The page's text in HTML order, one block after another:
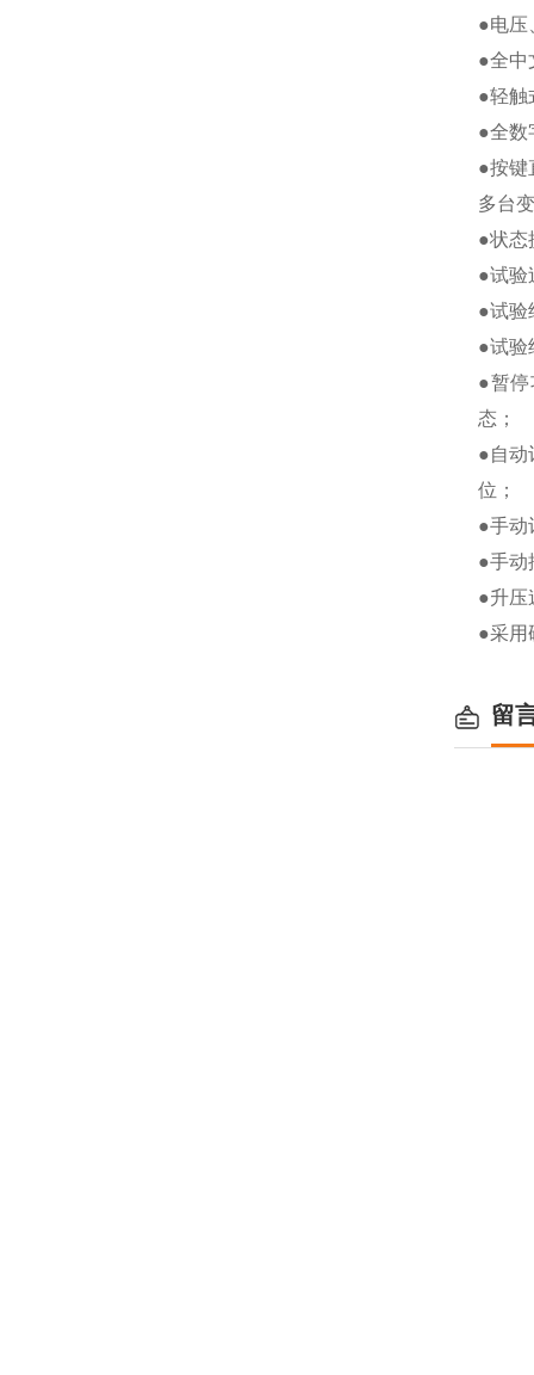
●电压
●全中
●轻触
●全数
●按键
多台
●状态
●试验
●试验
●试验
●暂
态；
●自动
位；
●手动
●手动
●升压
●采用
留